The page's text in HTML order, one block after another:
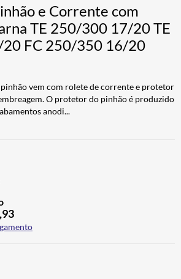
e Corrente com
TE 250/300 17/20 TE
FC 250/350 16/20
vem com rolete de corrente e protetor
O protetor do pinhão é produzido
anodi...
,93